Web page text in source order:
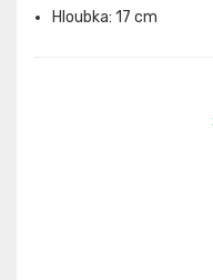
Hloubka: 17 cm